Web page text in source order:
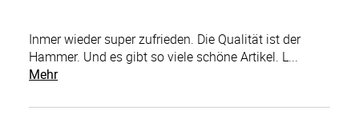
Inmer wieder super zufrieden. Die Qualität ist der
Hammer. Und es gibt so viele schöne Artikel. L...
Mehr